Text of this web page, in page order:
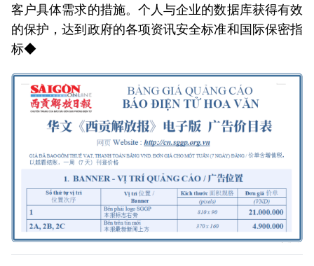
客户具体需求的措施。个人与企业的数据库获得有效
的保护，达到政府的各项资讯安全标准和国际保密指
标◆